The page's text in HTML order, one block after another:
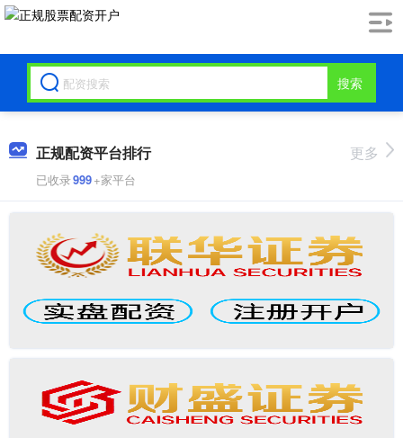
搜索
正规配资平台排行
已收录999+家平台
更多